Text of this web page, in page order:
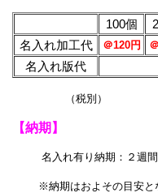
100個
名入れ加工代
＠120円
名入れ版代
（税別）
【納期】
名入れ有り納期：２週間
※納期はおよその目安とな